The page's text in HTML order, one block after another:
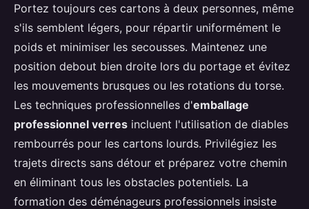
Portez toujours ces cartons à deux personnes, même
s'ils semblent légers, pour répartir uniformément le
poids et minimiser les secousses. Maintenez une
position debout bien droite lors du portage et évitez
les mouvements brusques ou les rotations du torse.
Les techniques professionnelles d'emballage
professionnel verres incluent l'utilisation de diables
rembourrés pour les cartons lourds. Privilégiez les
trajets directs sans détour et préparez votre chemin
en éliminant tous les obstacles potentiels. La
formation des déménageurs professionnels insiste